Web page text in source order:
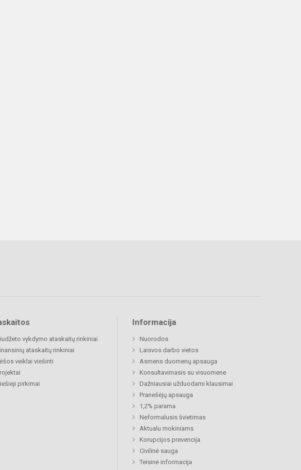
vykdymo ataskaitų rinkiniai
ataskaitų rinkiniai
veiklai viešinti
pirkimai
Informacija
Nuorodos
Laisvos darbo vietos
Asmens duomenų apsauga
Konsultavimasis su visuomene
Dažniausiai užduodami klausimai
Pranešėjų apsauga
1,2% parama
Neformalusis švietimas
Aktualu mokiniams
Korupcijos prevencija
Civilinė sauga
Teisinė informacija